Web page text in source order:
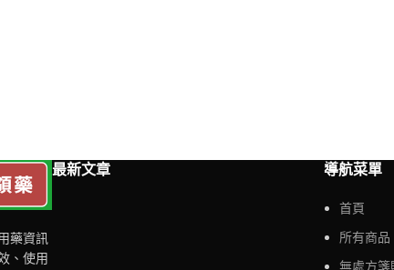
藥資訊
、使用
最新文章 導航菜單
首頁
所有商品
無處方箋